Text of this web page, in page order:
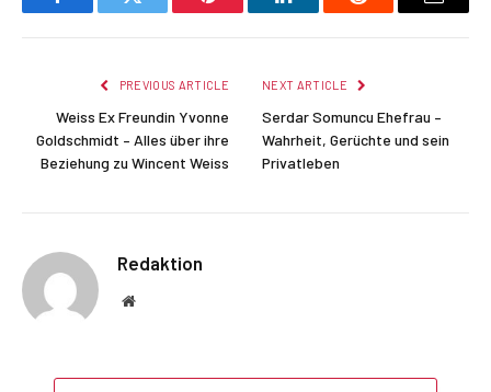
FacebookTwitter Pinterest LinkedInReddit Email
PREVIOUS ARTICLE
Weiss Ex Freundin Yvonne
Goldschmidt – Alles über ihre
Beziehung zu Wincent Weiss
NEXT ARTICLE
Serdar Somuncu Ehefrau –
Wahrheit, Gerüchte und sein
Privatleben
Redaktion
Website